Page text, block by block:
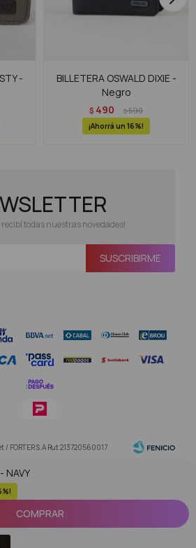
NAVY
COMPRAR
-
BILLETERA OSWALD DIXIE -
Negro
$ 490 $590
16
recibí todas nuestras novedades!
SUSCRIBIRME
FORTER S.A Rut 213720560017